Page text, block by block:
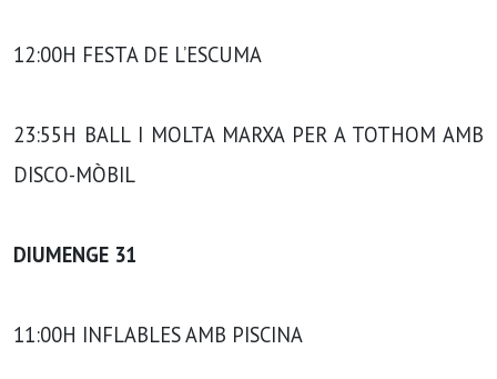
12:00H FESTA DE L’ESCUMA
23:55H BALL I MOLTA MARXA PER A TOTHOM AMB
DISCO-MÒBIL
DIUMENGE 31
11:00H INFLABLES AMB PISCINA